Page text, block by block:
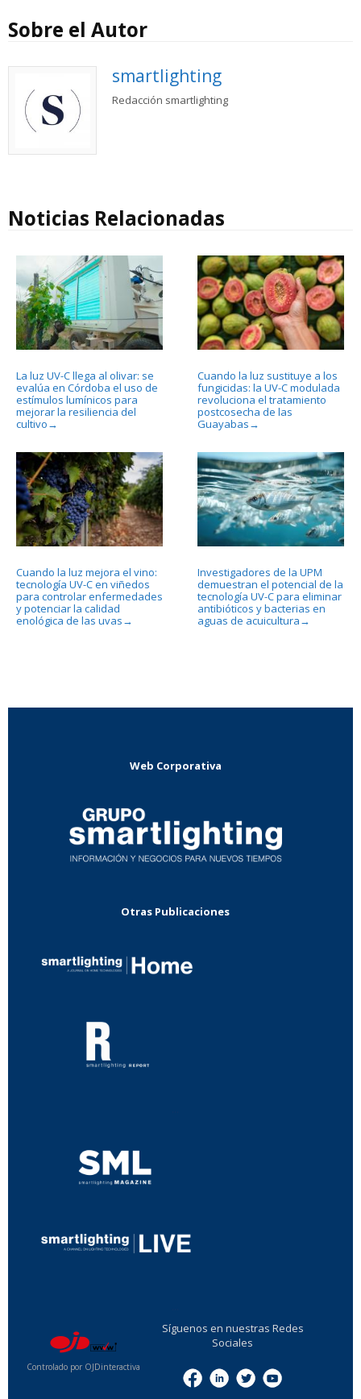
Sobre el Autor
smartlighting
Redacción smartlighting
Noticias Relacionadas
La luz UV-C llega al olivar: se
evalúa en Córdoba el uso de
estímulos lumínicos para
mejorar la resiliencia del
cultivo →
Cuando la luz sustituye a los
fungicidas: la UV-C modulada
revoluciona el tratamiento
postcosecha de las
Guayabas →
Cuando la luz mejora el vino:
tecnología UV-C en viñedos
para controlar enfermedades
y potenciar la calidad
enológica de las uvas →
Investigadores de la UPM
demuestran el potencial de la
tecnología UV-C para eliminar
antibióticos y bacterias en
aguas de acuicultura →
Web Corporativa
Otras Publicaciones
Controlado por OJDinteractiva
Síguenos en nuestras Redes
Sociales